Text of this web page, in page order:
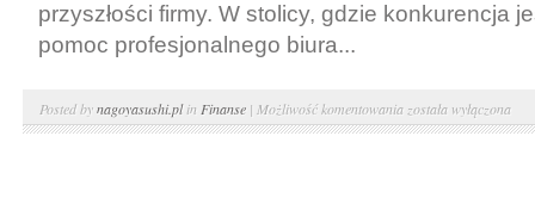
przyszłości firmy. W stolicy, gdzie konkurencja
pomoc profesjonalnego biura...
Posted bynagoyasushi.plin Finanse | Możliwość komentowania Usługi
finansowe
została wyłączona